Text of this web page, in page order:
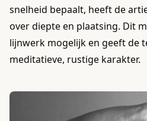
snelheid bepaalt, heeft de
over diepte en plaatsing. Dit
lijnwerk mogelijk en geeft de
meditatieve, rustige karakter.